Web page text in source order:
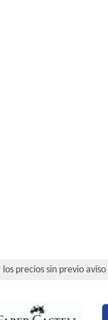
precios sin previo aviso